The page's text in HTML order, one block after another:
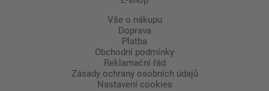
Vše o nákupu
Doprava
Platba
Obchodní podmínky
Reklamační řád
Zásady ochrany osobních údajů
Nastavení cookies